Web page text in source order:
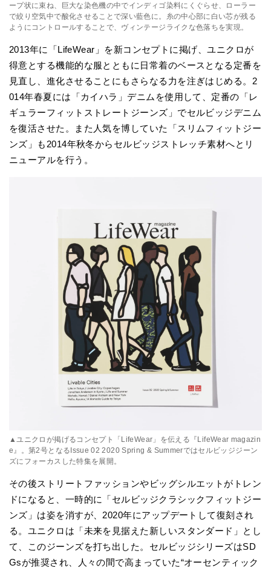
ープ状に束ね、巨大な染色機の中でインディゴ染料にくぐらせ、ローラー
で絞り空気中で酸化させることで深い藍色に。糸の中心部に白い芯が残る
ようにコントロールすることで、ヴィンテージライクな色落ちを実現。
2013年に「LifeWear」を新コンセプトに掲げ、ユニクロが
得意とする機能的な服とともに日常着のベースとなる定番を
見直し、進化させることにもさらなる力を注ぎはじめる。2
014年春夏には「カイハラ」デニムを使用して、定番の「レ
ギュラーフィットストレートジーンズ」でセルビッジデニム
を復活させた。また人気を博していた「スリムフィットジー
ンズ」も2014年秋冬からセルビッジストレッチ素材へとリ
ニューアルを行う。
▲ユニクロが掲げるコンセプト「LifeWear」を伝える『LifeWear magazin
e』。第2号となるIssue 02 2020 Spring & Summerではセルビッジジーン
ズにフォーカスした特集を展開。
その後ストリートファッションやビッグシルエットがトレン
ドになると、一時的に「セルビッジクラシックフィットジー
ンズ」は姿を消すが、2020年にアップデートして復刻され
る。ユニクロは「未来を見据えた新しいスタンダード」とし
て、このジーンズを打ち出した。セルビッジシリーズはSD
Gsが推奨され、人々の間で高まっていた“オーセンティック